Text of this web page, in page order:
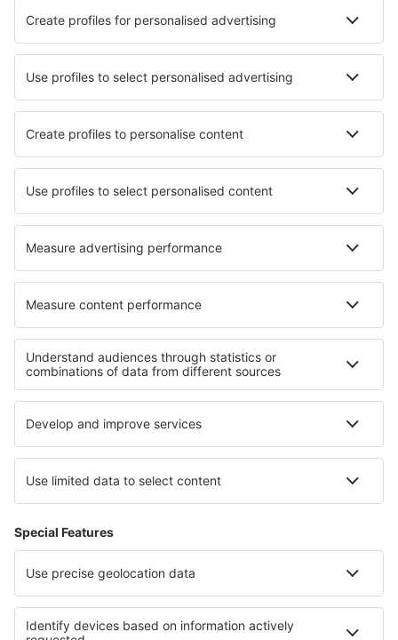
Kom meer te weten
Mobiele app
Luchtvaartmaatschappijen
KLM
Ryanair
Air France
Wizz Air
Transavia
Over eSky
Algemene voorwaarden
Mijn boekingen
Privacykennisgeving
Ondersteuning en contact
Privacy
Landen
Internationale sites
eSky.eu eSky.com eDestinos.com